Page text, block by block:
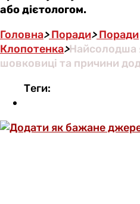
або дієтологом.
Головна>Поради>Поради
Клопотенка>Найсолодша
шовковиці та причини
Теги: